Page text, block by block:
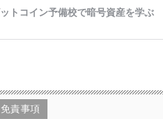
責事項